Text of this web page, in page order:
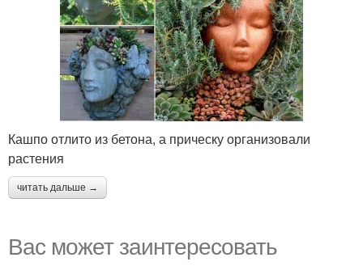
Кашпо отлито из бетона, а прическу организовали
растения
читать дальше →
Вас может заинтересовать